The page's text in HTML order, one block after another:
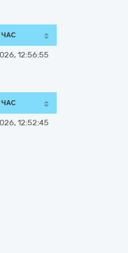
ЧАС
12:56:55
ЧАС
12:52:45